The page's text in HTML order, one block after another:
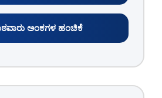
ಅಂಕಗಳ ಹಂಚಿಕೆ